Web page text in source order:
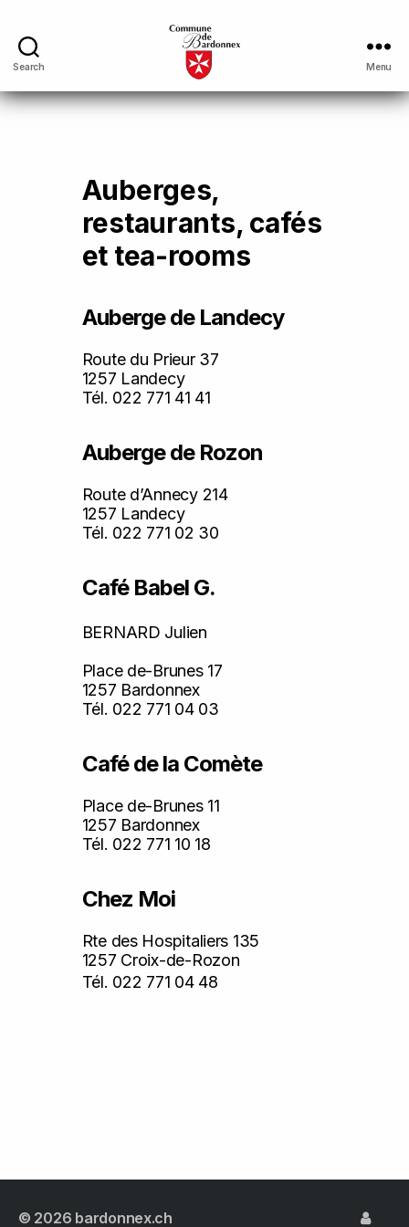
Search Menu
Auberges,
restaurants, cafés
et tea-rooms
Auberge de Landecy
Route du Prieur 37
1257 Landecy
Tél. 022 771 41 41
Auberge de Rozon
Route d’Annecy 214
1257 Landecy
Tél. 022 771 02 30
Café Babel G.
BERNARD Julien
Place de-Brunes 17
1257 Bardonnex
Tél. 022 771 04 03
Café de la Comète
Place de-Brunes 11
1257 Bardonnex
Tél. 022 771 10 18
Chez Moi
Rte des Hospitaliers 135
1257 Croix-de-Rozon
Tél. 022 771 04 48
© 2026 bardonnex.ch